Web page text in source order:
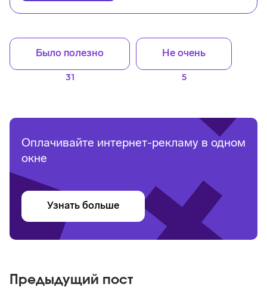
Было полезно
31
Не очень
5
Оплачивайте интернет-рекламу в одном
окне
Узнать больше
Предыдущий пост